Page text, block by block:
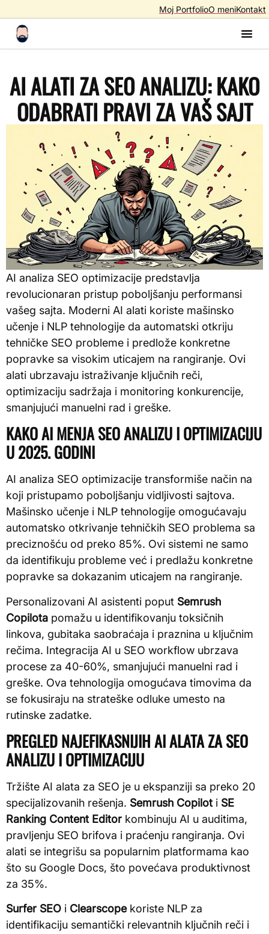
Moj PortfolioO meniKontakt
AI ALATI ZA SEO ANALIZU: KAKO
ODABRATI PRAVI ZA VAŠ SAJT
AI analiza SEO optimizacije predstavlja
revolucionaran pristup poboljšanju performansi
vašeg sajta. Moderni AI alati koriste mašinsko
učenje i NLP tehnologije da automatski otkriju
tehničke SEO probleme i predlože konkretne
popravke sa visokim uticajem na rangiranje. Ovi
alati ubrzavaju istraživanje ključnih reči,
optimizaciju sadržaja i monitoring konkurencije,
smanjujući manuelni rad i greške.
KAKO AI MENJA SEO ANALIZU I OPTIMIZACIJU
U 2025. GODINI
AI analiza SEO optimizacije transformiše način na
koji pristupamo poboljšanju vidljivosti sajtova.
Mašinsko učenje i NLP tehnologije omogućavaju
automatsko otkrivanje tehničkih SEO problema sa
preciznošću od preko 85%. Ovi sistemi ne samo
da identifikuju probleme već i predlažu konkretne
popravke sa dokazanim uticajem na rangiranje.
Personalizovani AI asistenti poput Semrush
Copilota pomažu u identifikovanju toksičnih
linkova, gubitaka saobraćaja i praznina u ključnim
rečima. Integracija AI u SEO workflow ubrzava
procese za 40-60%, smanjujući manuelni rad i
greške. Ova tehnologija omogućava timovima da
se fokusiraju na strateške odluke umesto na
rutinske zadatke.
PREGLED NAJEFIKASNIJIH AI ALATA ZA SEO
ANALIZU I OPTIMIZACIJU
Tržište AI alata za SEO je u ekspanziji sa preko 20
specijalizovanih rešenja. Semrush Copilot i SE
Ranking Content Editor kombinuju AI u auditima,
pravljenju SEO brifova i praćenju rangiranja. Ovi
alati se integrišu sa popularnim platformama kao
što su Google Docs, što povećava produktivnost
za 35%.
Surfer SEO i Clearscopekoriste NLP za
identifikaciju semantički relevantnih ključnih reči i